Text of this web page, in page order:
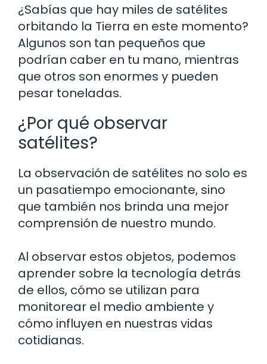
¿Sabías que hay miles de satélites
orbitando la Tierra en este momento?
Algunos son tan pequeños que
podrían caber en tu mano, mientras
que otros son enormes y pueden
pesar toneladas.
¿Por qué observar
satélites?
La observación de satélites no solo es
un pasatiempo emocionante, sino
que también nos brinda una mejor
comprensión de nuestro mundo.
Al observar estos objetos, podemos
aprender sobre la tecnología detrás
de ellos, cómo se utilizan para
monitorear el medio ambiente y
cómo influyen en nuestras vidas
cotidianas.